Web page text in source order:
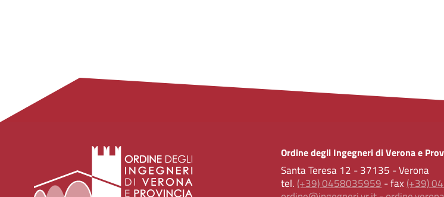
Ordine degli Ingegneri di Verona e
Santa Teresa 12 - 37135 - Verona
tel. (+39) 0458035959 - fax (+39)